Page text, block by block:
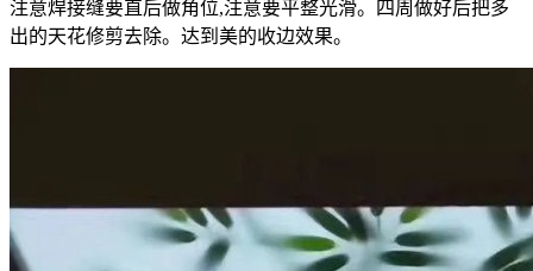
注意焊接缝要直后做角位,注意要平整光滑。四周做好后把多
出的天花修剪去除。达到美的收边效果。